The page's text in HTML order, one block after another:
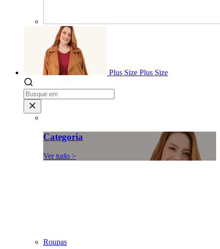
Plus Size Plus Size
Categoria
Ver tudo >
Roupas